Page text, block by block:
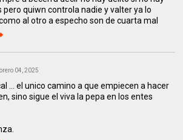
pero quiwn controla nadie y valter ya lo
al otro a especho son de cuarta mal
04, 2025
... el unico camino a que empiecen a hacer
sino sigue el viva la pepa en los entes